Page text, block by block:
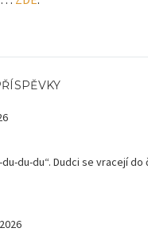
du-du“. Dudci se vracejí do